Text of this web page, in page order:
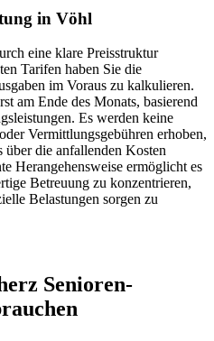
in Vöhl
eine klare Preisstruktur
Tarifen haben Sie die
im Voraus zu kalkulieren.
am Ende des Monats, basierend
Es werden keine
Vermittlungsgebühren erhoben,
über die anfallenden Kosten
Herangehensweise ermöglicht es
Betreuung zu konzentrieren,
Belastungen sorgen zu
Senioren­